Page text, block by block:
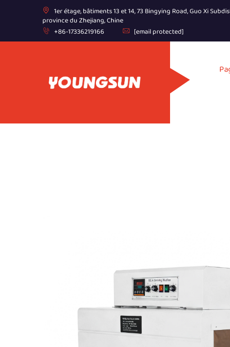
1er étage, bâtiments 13 et 14, 73 Bingying Road, Guo Xi
province du Zhejiang, Chine
+86-17336219166
[email protected]